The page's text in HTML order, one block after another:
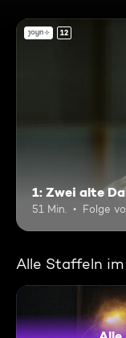
12
1: Zwei alte
51 Min. Folge
Alle Staffeln